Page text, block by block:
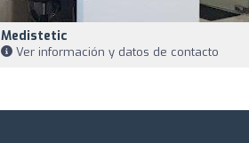
Medistetic
Ver información y datos de contacto